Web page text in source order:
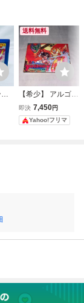
戦
送料無料
【希少】 アルゴス
の戦士 はちゃめち
ゃ大進撃 ★ファ
ミコン★
即決 7,450円
Yahoo!フリマ